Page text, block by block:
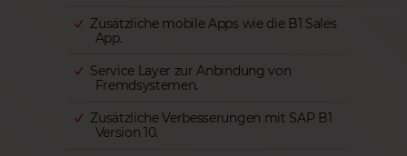
Zusätzliche mobile Apps wie die B1 Sales
App.
Service Layer zur Anbindung von
Fremdsystemen.
Zusätzliche Verbesserungen mit SAP B1
Version 10.